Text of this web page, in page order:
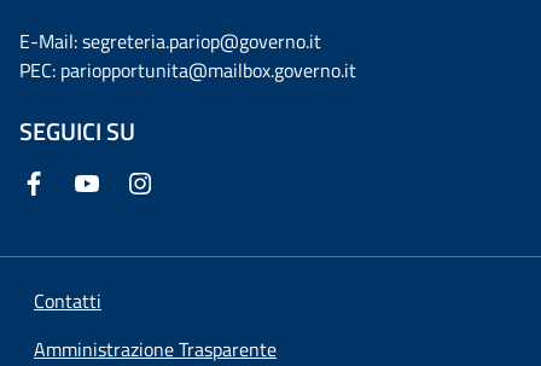
E-Mail: segreteria.pariop@governo.it
PEC: pariopportunita@mailbox.governo.it
SEGUICI SU
Contatti
Amministrazione Trasparente